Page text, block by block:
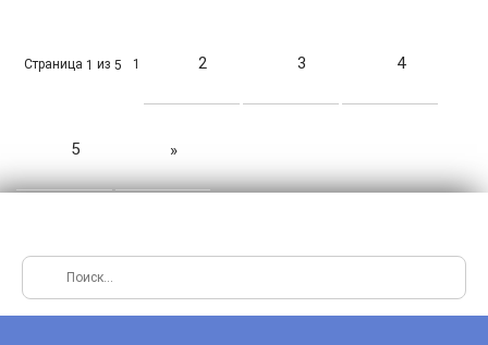
Страница 1 из 5 1 2 3 4
5 »